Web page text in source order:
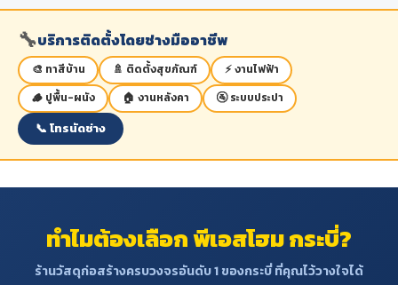
***หมายเหตุ จำนวนครั้งในการใช้
งานจริงนั้นสามารถเปลี่ยนแปลง
ได้ โดยขึ้นอยู่กับ สภาพแวดล้อม วิธี
ใช้งานของผู้ใช้ การเก็บรักษา และ
สภาวะอากาศ
ชนิด เช่น สัก แอช บีช เมเปิ้ล
ลักษณะการใช้งาน : เหมาะสำหรับ
งานเฟอร์นิเจอร์ งานตกแต่งภายใน
บิวท์อิน ฯลฯ
🔧บริการติดตั้งโดยช่างมืออาชีพ
🎨 ทาสีบ้าน 🚿 ติดตั้งสุขภัณฑ์
⚡ งานไฟฟ้า
🪵 ปูพื้น-ผนัง
🏠 งานหลังคา 🚰 ระบบประปา
📞 โทรนัดช่าง
ทำไมต้องเลือก พีเอสโฮม กระบี่?
ร้านวัสดุก่อสร้างครบวงจรอันดับ 1 ของกระบี่ ที่คุณไว้วางใจได้